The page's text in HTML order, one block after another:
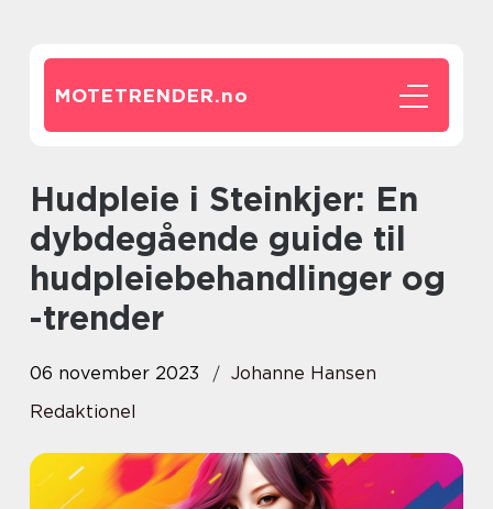
MOTETRENDER.no
Hudpleie i Steinkjer: En
dybdegående guide til
hudpleiebehandlinger og
-trender
06 november 2023
Johanne Hansen
Redaktionel